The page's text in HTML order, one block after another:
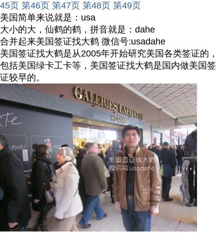
45页 第46页 第47页 第48页 第49页
美国简单来说就是：usa
大小的大，仙鹤的鹤，拼音就是：dahe
合并起来美国签证找大鹤 微信号:usadahe
美国签证找大鹤是从2005年开始研究美国各类签证的，
包括美国绿卡工卡等，美国签证找大鹤是国内做美国签
证较早的。